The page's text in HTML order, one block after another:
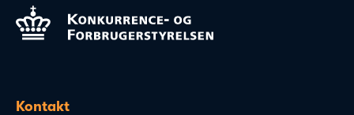
Kontakt